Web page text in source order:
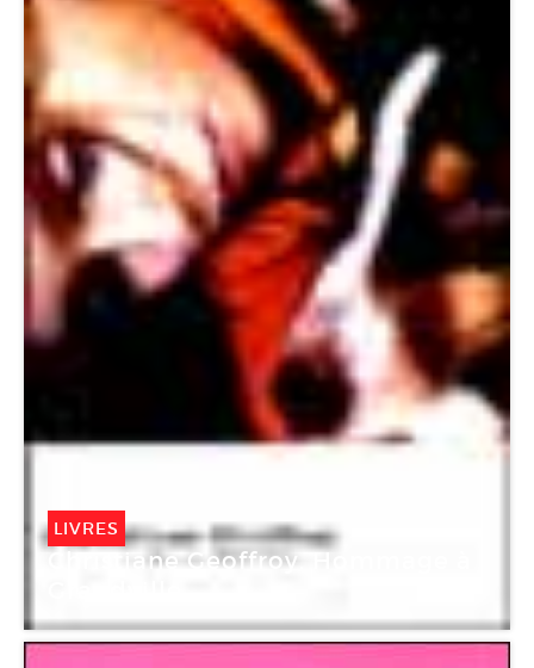
LIVRES
Christiane Geoffroy. Hommage à